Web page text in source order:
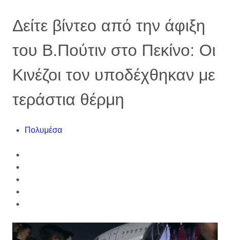
Δείτε βίντεο από την άφιξη
του Β.Πούτιν στο Πεκίνο: Οι
Κινέζοι τον υποδέχθηκαν με
τεράστια θέρμη
Πολυμέσα